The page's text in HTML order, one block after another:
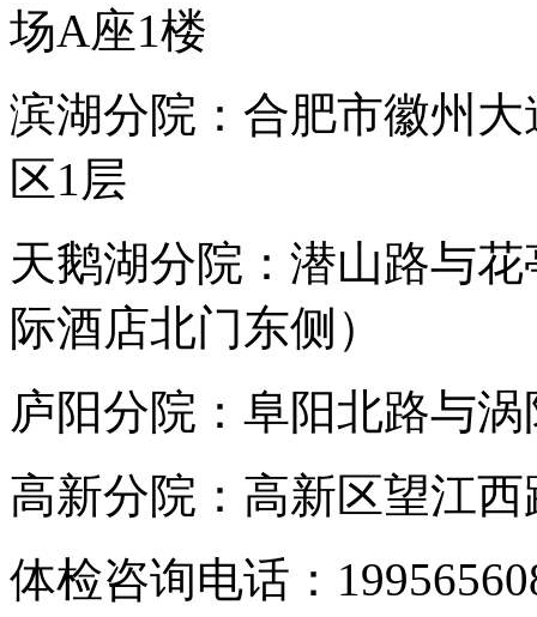
场A座1楼
滨湖分院：合肥市徽州
区1层
天鹅湖分院：潜山路与
际酒店北门东侧）
庐阳分院：阜阳北路与
高新分院：高新区望江
体检咨询电话：